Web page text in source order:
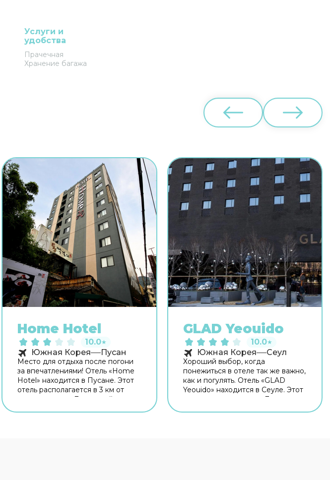
Услуги и
удобства
Прачечная
Хранение багажа
Home Hotel
10.0★
Южная Корея Пусан
Место для отдыха после погони
за впечатлениями! Отель «Home
Hotel» находится в Пусане. Этот
отель располагается в 3 км от
центра города. Для гостей
GLAD Yeouido
10.0★
Южная Корея Сеул
Хороший выбор, когда
понежиться в отеле так же важно,
как и погулять. Отель «GLAD
Yeouido» находится в Сеуле. Этот
отель располагается в 7 км от